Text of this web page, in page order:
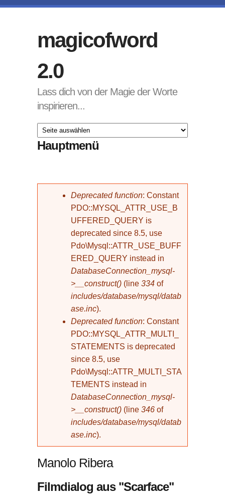
magicofword
2.0
Lass dich von der Magie der Worte
inspirieren...
Hauptmenü
Fehlermeldung
Deprecated function: Constant
PDO::MYSQL_ATTR_USE_B
UFFERED_QUERY is
deprecated since 8.5, use
Pdo\Mysql::ATTR_USE_BUFF
ERED_QUERY instead in
DatabaseConnection_mysql-
>__construct() (line 334 of
includes/database/mysql/datab
ase.inc).
Deprecated function: Constant
PDO::MYSQL_ATTR_MULTI_
STATEMENTS is deprecated
since 8.5, use
Pdo\Mysql::ATTR_MULTI_STA
TEMENTS instead in
DatabaseConnection_mysql-
>__construct() (line 346 of
includes/database/mysql/datab
ase.inc).
Manolo Ribera
Filmdialog aus "Scarface"